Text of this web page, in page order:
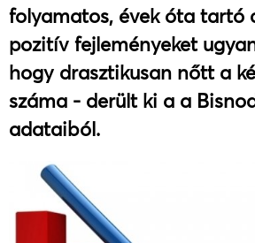
folyamatos, évek óta tartó
pozitív fejleményeket
hogy drasztikusan nőtt a
száma - derült ki a a
adataiból.